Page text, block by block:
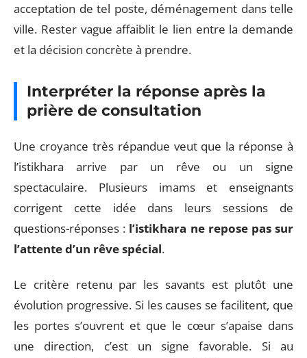
acceptation de tel poste, déménagement dans telle
ville. Rester vague affaiblit le lien entre la demande
et la décision concrète à prendre.
Interpréter la réponse après la
prière de consultation
Une croyance très répandue veut que la réponse à
l’istikhara arrive par un rêve ou un signe
spectaculaire. Plusieurs imams et enseignants
corrigent cette idée dans leurs sessions de
questions-réponses : l’istikhara ne repose pas sur
l’attente d’un rêve spécial.
Le critère retenu par les savants est plutôt une
évolution progressive. Si les causes se facilitent, que
les portes s’ouvrent et que le cœur s’apaise dans
une direction, c’est un signe favorable. Si au